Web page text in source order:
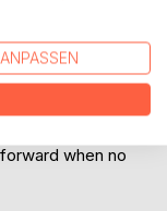
and to honor
the call
sainthood, but an
you return,
when no
ANPASSEN